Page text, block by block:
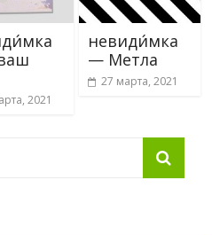
2021
невиди́мка
— Метла
27 марта, 2021